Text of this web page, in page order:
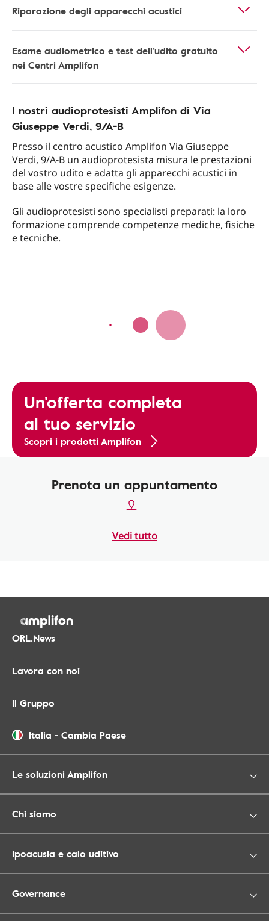
Riparazione degli apparecchi acustici
Esame audiometrico e test dell’udito gratuito
nei Centri Amplifon
I nostri audioprotesisti Amplifon di Via
Giuseppe Verdi, 9/A-B
Presso il centro acustico Amplifon Via Giuseppe
Verdi, 9/A-B un audioprotesista misura le prestazioni
del vostro udito e adatta gli apparecchi acustici in
base alle vostre specifiche esigenze.
Gli audioprotesisti sono specialisti preparati: la loro
formazione comprende competenze mediche, fisiche
e tecniche.
Un'offerta completa
al tuo servizio
Scopri i prodotti Amplifon
Prenota un appuntamento
Vedi tutto
ORL.News
Lavora con noi
Il Gruppo
Italia - Cambia Paese
Le soluzioni Amplifon
Chi siamo
Ipoacusia e calo uditivo
Governance